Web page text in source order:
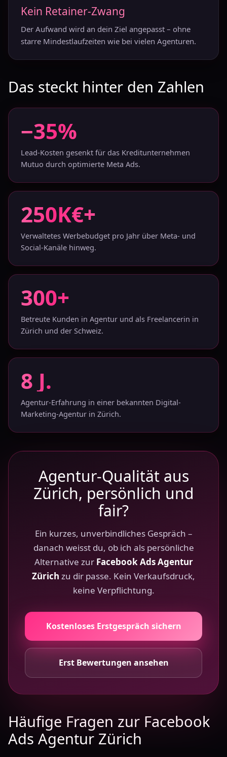
Kein Retainer-Zwang
Der Aufwand wird an dein Ziel angepasst – ohne
starre Mindestlaufzeiten wie bei vielen Agenturen.
Das steckt hinter den Zahlen
−35%
Lead-Kosten gesenkt für das Kreditunternehmen
Mutuo durch optimierte Meta Ads.
250K€+
Verwaltetes Werbebudget pro Jahr über Meta- und
Social-Kanäle hinweg.
300+
Betreute Kunden in Agentur und als Freelancerin in
Zürich und der Schweiz.
8 J.
Agentur-Erfahrung in einer bekannten Digital-
Marketing-Agentur in Zürich.
Agentur-Qualität aus
Zürich, persönlich und
fair?
Ein kurzes, unverbindliches Gespräch –
danach weisst du, ob ich als persönliche
Alternative zur Facebook Ads Agentur
Zürich zu dir passe. Kein Verkaufsdruck,
keine Verpflichtung.
Kostenloses Erstgespräch sichern
Erst Bewertungen ansehen
Häufige Fragen zur Facebook
Ads Agentur Zürich